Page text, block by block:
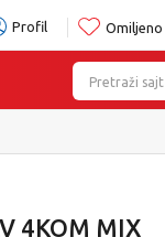
Profil Omiljeno
Pretraži sajt
4KOM MIX